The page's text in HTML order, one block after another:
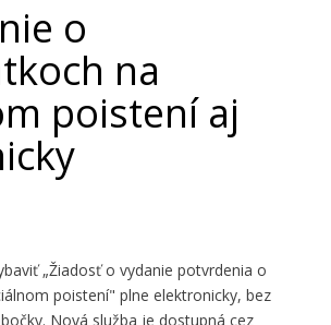
o
na
poistení aj
„Žiadosť o vydanie potvrdenia o
poistení" plne elektronicky, bez
Nová služba je dostupná cez